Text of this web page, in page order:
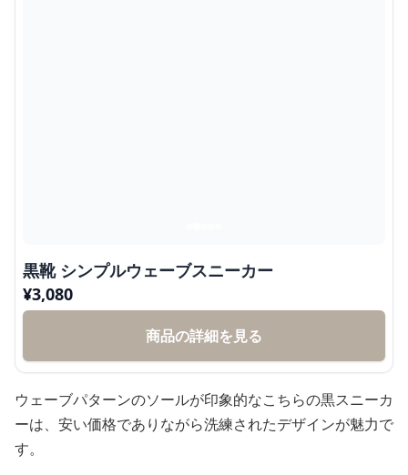
黒靴 シンプルウェーブスニーカー
¥3,080
商品の詳細を見る
ウェーブパターンのソールが印象的なこちらの黒スニーカ
ーは、安い価格でありながら洗練されたデザインが魅力で
す。